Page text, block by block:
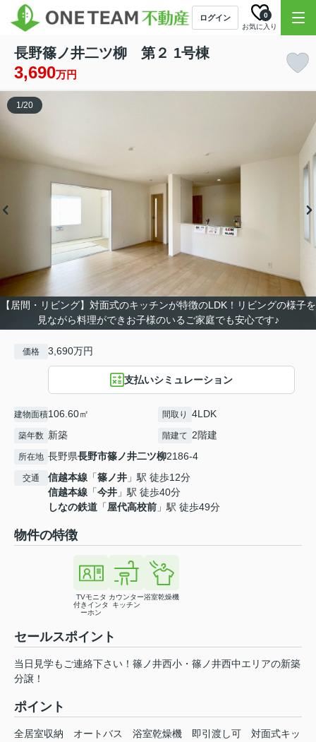
ログイン
お気に入り
0
長野篠ノ井二ツ柳 第２ 1号棟
3,690万円
【居間・リビング】対面式のキッチンが特徴のLDK！リビングの様子を
見ながら料理ができお子様のいるご家庭でも安心です♪
1/20
価格 3,690万円
支払いシミュレーション
建物面積106.60㎡ 間取り 4LDK
築年数 新築 階建て 2階建
所在地 長野県長野市篠ノ井二ツ柳2186-4
交通 信越本線 「篠ノ井 」駅 徒歩12分
信越本線 「今井 」駅 徒歩40分
しなの鉄道 「屋代高校前 」駅 徒歩49分
物件の特徴
TVモニタ
付きインタ
ーホン
カウンター
キッチン
浴室乾燥機
セールスポイント
当日見学もご連絡下さい！篠ノ井西小・篠ノ井西中エリアの新築
分譲！
ポイント
全居室収納 オートバス 浴室乾燥機 即引渡し可
対面式キッ